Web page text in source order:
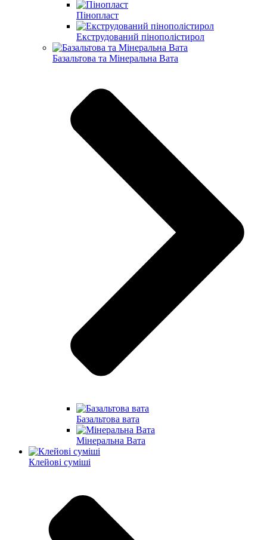
Пінопласт
Екструдований пінополістирол
Базальтова та Мінеральна Вата
Базальтова вата
Мінеральна Вата
Клейові суміші